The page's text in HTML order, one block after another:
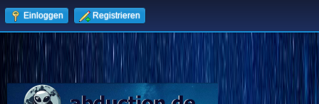
Einloggen Registrieren